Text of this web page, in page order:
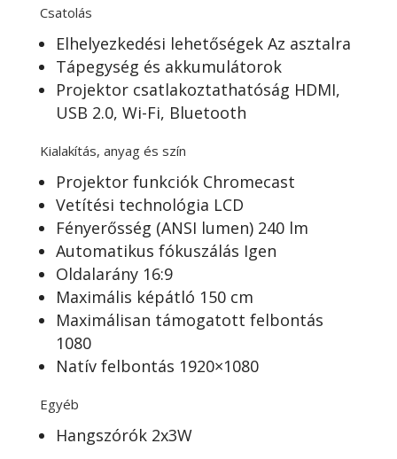
Csatolás
Elhelyezkedési lehetőségek Az asztalra
Tápegység és akkumulátorok
Projektor csatlakoztathatóság HDMI,
USB 2.0, Wi-Fi, Bluetooth
Kialakítás, anyag és szín
Projektor funkciók Chromecast
Vetítési technológia LCD
Fényerősség (ANSI lumen) 240 lm
Automatikus fókuszálás Igen
Oldalarány 16:9
Maximális képátló 150 cm
Maximálisan támogatott felbontás
1080
Natív felbontás 1920×1080
Egyéb
Hangszórók 2x3W